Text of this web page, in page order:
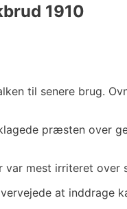
1910
til senere brug.
præsten over
mest irriteret over
at inddrage